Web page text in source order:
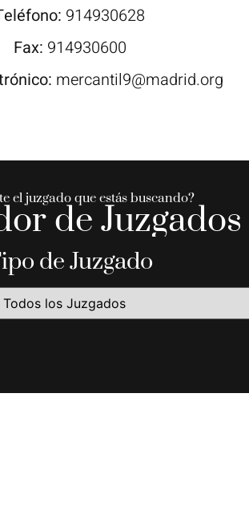
914930628
Fax: 914930600
mercantil9@madrid.org
el juzgado que estás buscando?
de Juzgados
de Juzgado